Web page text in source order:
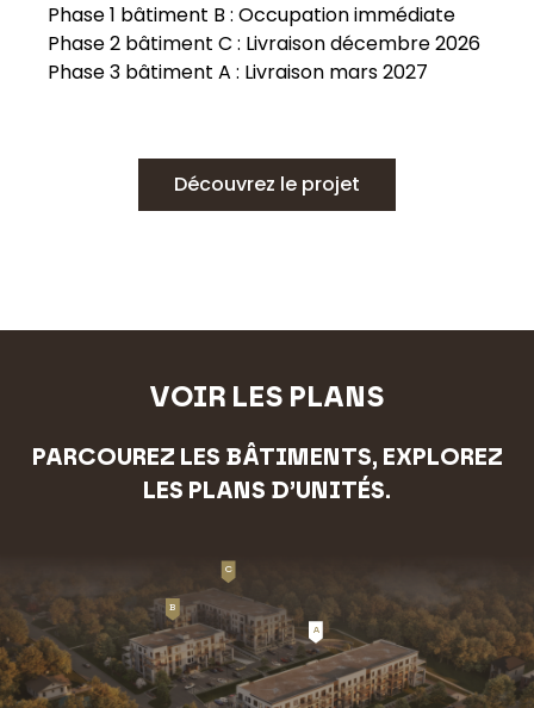
Phase 1 bâtiment B : Occupation immédiate
Phase 2 bâtiment C : Livraison décembre 2026
Phase 3 bâtiment A : Livraison mars 2027
Découvrez le projet
VOIR LES PLANS
PARCOUREZ LES BÂTIMENTS, EXPLOREZ
LES PLANS D’UNITÉS.
B
C
A